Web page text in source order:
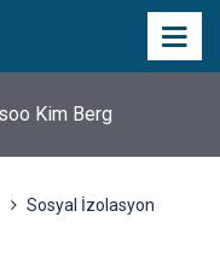
Kim Berg
Sosyal İzolasyon